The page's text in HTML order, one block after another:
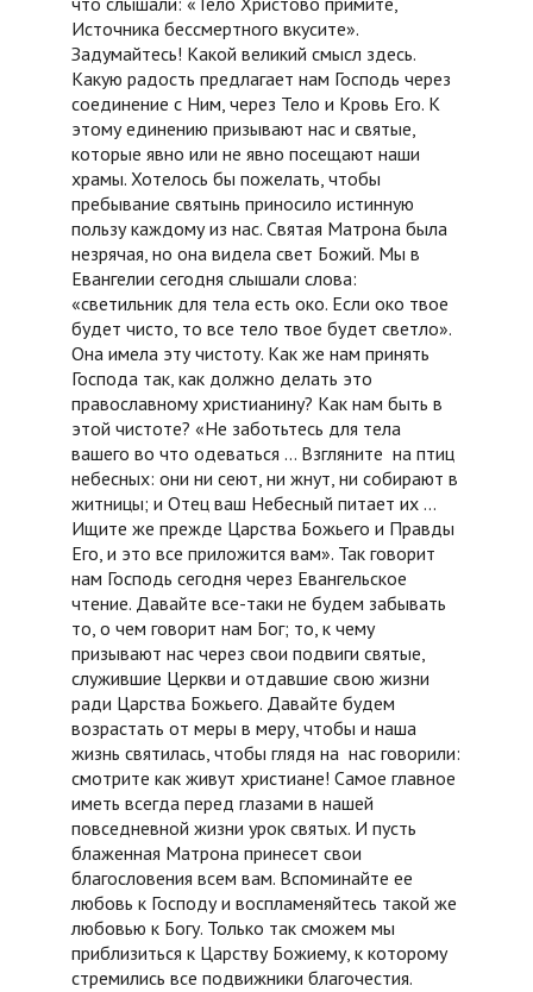
Источника бессмертного вкусите».
Задумайтесь! Какой великий смысл здесь.
Какую радость предлагает нам Господь через
соединение с Ним, через Тело и Кровь Его. К
этому единению призывают нас и святые,
которые явно или не явно посещают наши
храмы. Хотелось бы пожелать, чтобы
пребывание святынь приносило истинную
пользу каждому из нас. Святая Матрона была
незрячая, но она видела свет Божий. Мы в
Евангелии сегодня слышали слова:
«светильник для тела есть око. Если око твое
будет чисто, то все тело твое будет светло».
Она имела эту чистоту. Как же нам принять
Господа так, как должно делать это
православному христианину? Как нам быть в
этой чистоте? «Не заботьтесь для тела
вашего во что одеваться … Взгляните на птиц
небесных: они ни сеют, ни жнут, ни собирают в
житницы; и Отец ваш Небесный питает их …
Ищите же прежде Царства Божьего и Правды
Его, и это все приложится вам». Так говорит
нам Господь сегодня через Евангельское
чтение. Давайте все-таки не будем забывать
то, о чем говорит нам Бог; то, к чему
призывают нас через свои подвиги святые,
служившие Церкви и отдавшие свою жизни
ради Царства Божьего. Давайте будем
возрастать от меры в меру, чтобы и наша
жизнь святилась, чтобы глядя на нас говорили:
смотрите как живут христиане! Самое главное
иметь всегда перед глазами в нашей
повседневной жизни урок святых. И пусть
блаженная Матрона принесет свои
благословения всем вам. Вспоминайте ее
любовь к Господу и воспламеняйтесь такой же
любовью к Богу. Только так сможем мы
приблизиться к Царству Божиему, к которому
стремились все подвижники благочестия.